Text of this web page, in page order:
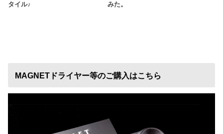
タイル♪
みた。
MAGNETドライヤー等のご購入はこちら